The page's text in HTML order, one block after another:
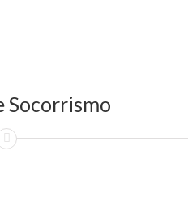
Socorrismo